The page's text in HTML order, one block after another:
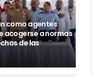
como agentes
acogerse a normas
de las